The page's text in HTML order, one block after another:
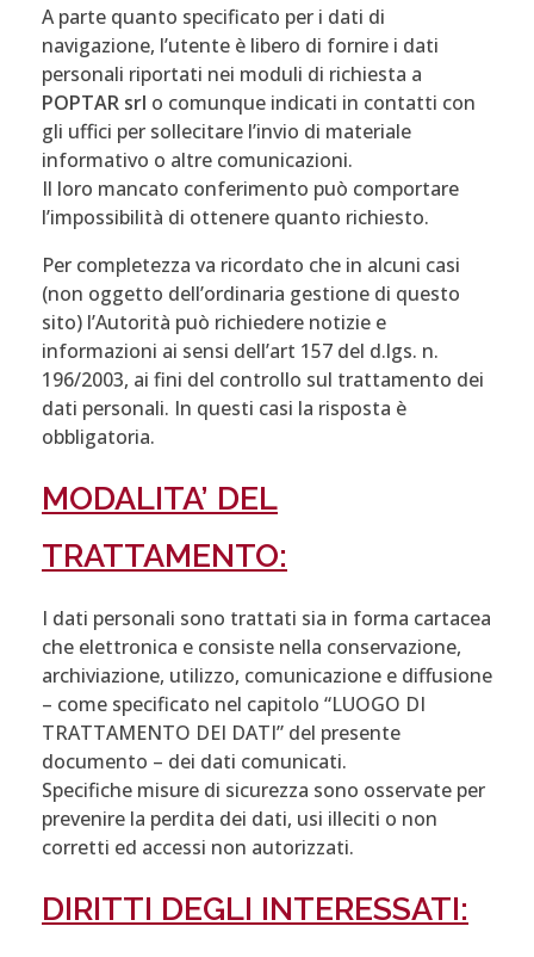
A parte quanto specificato per i dati di
navigazione, l’utente è libero di fornire i dati
personali riportati nei moduli di richiesta a
POPTAR srl o comunque indicati in contatti con
gli uffici per sollecitare l’invio di materiale
informativo o altre comunicazioni.
Il loro mancato conferimento può comportare
l’impossibilità di ottenere quanto richiesto.
Per completezza va ricordato che in alcuni casi
(non oggetto dell’ordinaria gestione di questo
sito) l’Autorità può richiedere notizie e
informazioni ai sensi dell’art 157 del d.lgs. n.
196/2003, ai fini del controllo sul trattamento dei
dati personali. In questi casi la risposta è
obbligatoria.
MODALITA’ DEL
TRATTAMENTO:
I dati personali sono trattati sia in forma cartacea
che elettronica e consiste nella conservazione,
archiviazione, utilizzo, comunicazione e diffusione
– come specificato nel capitolo “LUOGO DI
TRATTAMENTO DEI DATI” del presente
documento – dei dati comunicati.
Specifiche misure di sicurezza sono osservate per
prevenire la perdita dei dati, usi illeciti o non
corretti ed accessi non autorizzati.
DIRITTI DEGLI INTERESSATI: